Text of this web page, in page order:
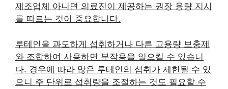
제조업체 아니면 의료진이 제공하는 권장 용량 지시
를 따르는 것이 중요합니다.
루테인을 과도하게 섭취하거나 다른 고용량 보충제
와 조합하여 사용하면 부작용을 일으킬 수 있습니
다. 경우에 따라 많은 루테인의 섭취가 제한될 수 있
으니 주 단위로 섭취량을 조절하는 것도 필요할 수